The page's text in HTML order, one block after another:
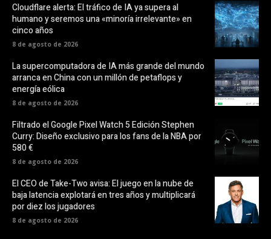
Cloudflare alerta: El tráfico de IA ya supera al
humano y seremos una «minoría irrelevante» en
cinco años
8 de agosto de 2026
La supercomputadora de IA más grande del mundo
arranca en China con un millón de petaflops y
energía eólica
8 de agosto de 2026
Filtrado el Google Pixel Watch 5 Edición Stephen
Curry: Diseño exclusivo para los fans de la NBA por
580 €
8 de agosto de 2026
El CEO de Take-Two avisa: El juego en la nube de
baja latencia explotará en tres años y multiplicará
por diez los jugadores
8 de agosto de 2026